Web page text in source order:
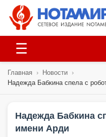
☰
Главная › Новости ›
Надежда Бабкина спела с
Надежда Бабкина
имени Арди